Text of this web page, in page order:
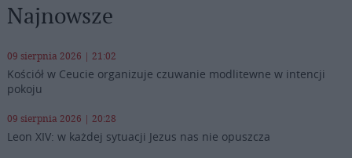
Najnowsze
09 sierpnia 2026 | 21:02
Kościół w Ceucie organizuje czuwanie modlitewne w intencji
pokoju
09 sierpnia 2026 | 20:28
Leon XIV: w każdej sytuacji Jezus nas nie opuszcza